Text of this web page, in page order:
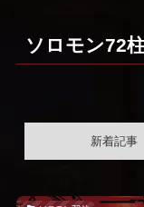
ソロモン72
新着記事